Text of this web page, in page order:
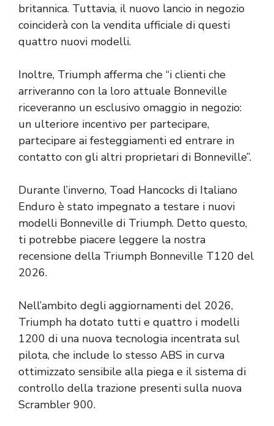
britannica. Tuttavia, il nuovo lancio in negozio
coinciderà con la vendita ufficiale di questi
quattro nuovi modelli.
Inoltre, Triumph afferma che “i clienti che
arriveranno con la loro attuale Bonneville
riceveranno un esclusivo omaggio in negozio:
un ulteriore incentivo per partecipare,
partecipare ai festeggiamenti ed entrare in
contatto con gli altri proprietari di Bonneville”.
Durante l’inverno, Toad Hancocks di Italiano
Enduro è stato impegnato a testare i nuovi
modelli Bonneville di Triumph. Detto questo,
ti potrebbe piacere leggere la nostra
recensione della Triumph Bonneville T120 del
2026.
Nell’ambito degli aggiornamenti del 2026,
Triumph ha dotato tutti e quattro i modelli
1200 di una nuova tecnologia incentrata sul
pilota, che include lo stesso ABS in curva
ottimizzato sensibile alla piega e il sistema di
controllo della trazione presenti sulla nuova
Scrambler 900.